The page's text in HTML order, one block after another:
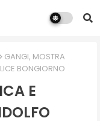
GANGI, MOSTRA
BONGIORNO
E